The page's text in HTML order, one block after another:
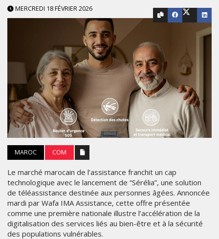
MERCREDI 18 FÉVRIER 2026
MAROC COM
Le marché marocain de l’assistance franchit un cap
technologique avec le lancement de “Sérélia”, une solution
de téléassistance destinée aux personnes âgées. Annoncée
mardi par Wafa IMA Assistance, cette offre présentée
comme une première nationale illustre l’accélération de la
digitalisation des services liés au bien-être et à la sécurité
des populations vulnérables.